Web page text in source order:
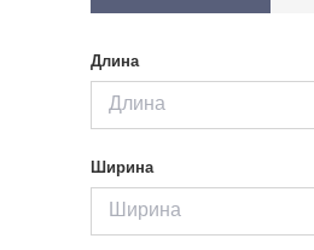
Длина
Ширина